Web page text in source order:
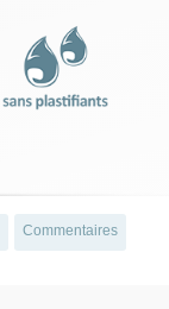
Commentaires